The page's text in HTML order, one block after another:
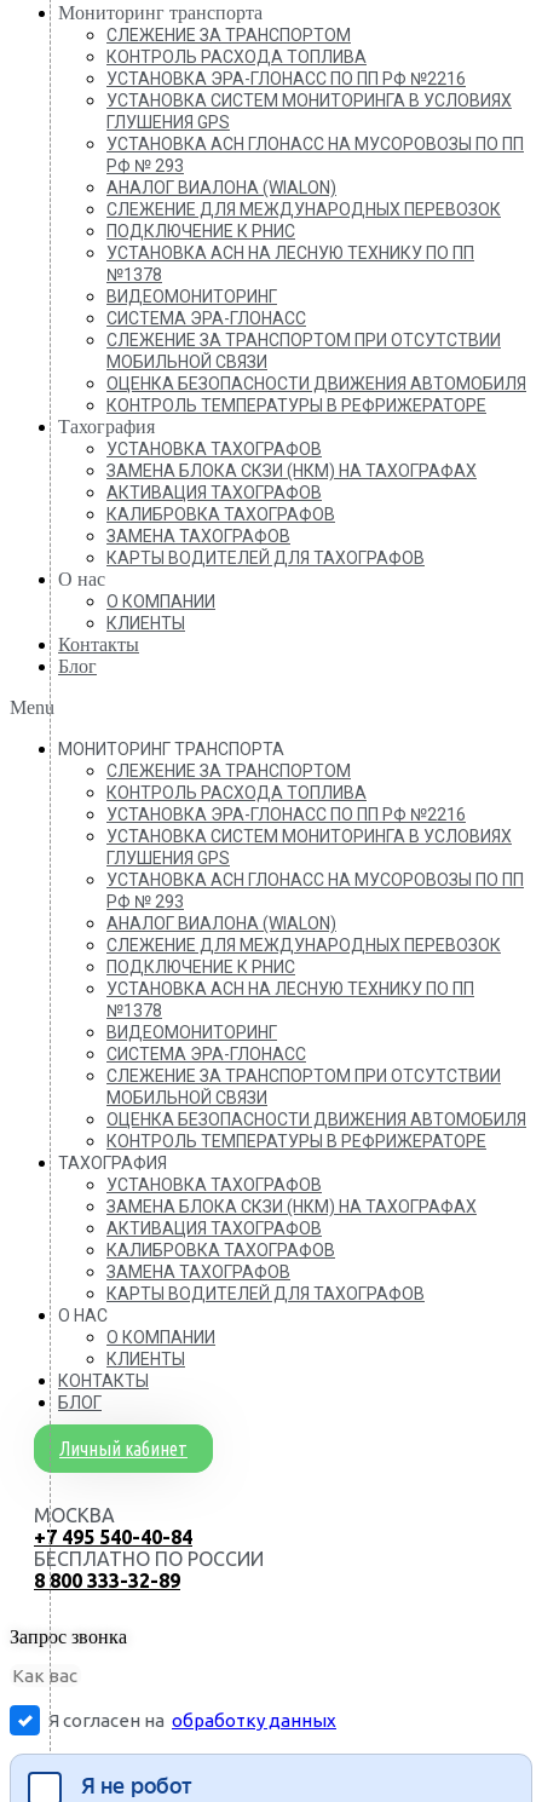
Мониторинг транспорта
СЛЕЖЕНИЕ ЗА ТРАНСПОРТОМ
КОНТРОЛЬ РАСХОДА ТОПЛИВА
УСТАНОВКА ЭРА-ГЛОНАСС ПО ПП РФ №2216
УСТАНОВКА СИСТЕМ МОНИТОРИНГА В УСЛОВИЯХ
ГЛУШЕНИЯ GPS
УСТАНОВКА АСН ГЛОНАСС НА МУСОРОВОЗЫ ПО ПП
РФ № 293
АНАЛОГ ВИАЛОНА (WIALON)
СЛЕЖЕНИЕ ДЛЯ МЕЖДУНАРОДНЫХ ПЕРЕВОЗОК
ПОДКЛЮЧЕНИЕ К РНИС
УСТАНОВКА АСН НА ЛЕСНУЮ ТЕХНИКУ ПО ПП
№1378
ВИДЕОМОНИТОРИНГ
СИСТЕМА ЭРА-ГЛОНАСС
СЛЕЖЕНИЕ ЗА ТРАНСПОРТОМ ПРИ ОТСУТСТВИИ
МОБИЛЬНОЙ СВЯЗИ
ОЦЕНКА БЕЗОПАСНОСТИ ДВИЖЕНИЯ АВТОМОБИЛЯ
КОНТРОЛЬ ТЕМПЕРАТУРЫ В РЕФРИЖЕРАТОРЕ
Тахография
УСТАНОВКА ТАХОГРАФОВ
ЗАМЕНА БЛОКА СКЗИ (НКМ) НА ТАХОГРАФАХ
АКТИВАЦИЯ ТАХОГРАФОВ
КАЛИБРОВКА ТАХОГРАФОВ
ЗАМЕНА ТАХОГРАФОВ
КАРТЫ ВОДИТЕЛЕЙ ДЛЯ ТАХОГРАФОВ
О нас
О КОМПАНИИ
КЛИЕНТЫ
Контакты
Блог
Menu
МОНИТОРИНГ ТРАНСПОРТА
СЛЕЖЕНИЕ ЗА ТРАНСПОРТОМ
КОНТРОЛЬ РАСХОДА ТОПЛИВА
УСТАНОВКА ЭРА-ГЛОНАСС ПО ПП РФ №2216
УСТАНОВКА СИСТЕМ МОНИТОРИНГА В УСЛОВИЯХ
ГЛУШЕНИЯ GPS
УСТАНОВКА АСН ГЛОНАСС НА МУСОРОВОЗЫ ПО ПП
РФ № 293
АНАЛОГ ВИАЛОНА (WIALON)
СЛЕЖЕНИЕ ДЛЯ МЕЖДУНАРОДНЫХ ПЕРЕВОЗОК
ПОДКЛЮЧЕНИЕ К РНИС
УСТАНОВКА АСН НА ЛЕСНУЮ ТЕХНИКУ ПО ПП
№1378
ВИДЕОМОНИТОРИНГ
СИСТЕМА ЭРА-ГЛОНАСС
СЛЕЖЕНИЕ ЗА ТРАНСПОРТОМ ПРИ ОТСУТСТВИИ
МОБИЛЬНОЙ СВЯЗИ
ОЦЕНКА БЕЗОПАСНОСТИ ДВИЖЕНИЯ АВТОМОБИЛЯ
КОНТРОЛЬ ТЕМПЕРАТУРЫ В РЕФРИЖЕРАТОРЕ
ТАХОГРАФИЯ
УСТАНОВКА ТАХОГРАФОВ
ЗАМЕНА БЛОКА СКЗИ (НКМ) НА ТАХОГРАФАХ
АКТИВАЦИЯ ТАХОГРАФОВ
КАЛИБРОВКА ТАХОГРАФОВ
ЗАМЕНА ТАХОГРАФОВ
КАРТЫ ВОДИТЕЛЕЙ ДЛЯ ТАХОГРАФОВ
О НАС
О КОМПАНИИ
КЛИЕНТЫ
КОНТАКТЫ
БЛОГ
Личный кабинет
МОСКВА
+7 495 540-40-84
БЕСПЛАТНО ПО РОССИИ
8 800 333-32-89
Запрос звонка
Я согласен на обработку данных